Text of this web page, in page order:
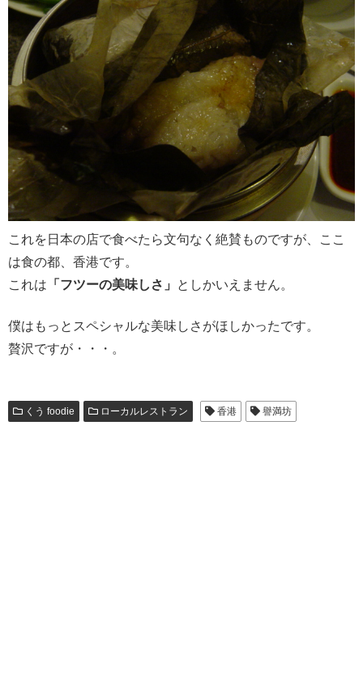
これを日本の店で食べたら文句なく絶賛ものですが、ここ
は食の都、香港です。
これは 「フツーの美味しさ」 としかいえません。
僕はもっとスペシャルな美味しさがほしかったです。
贅沢ですが・・・。
くう foodie ローカルレストラン 香港 譽満坊